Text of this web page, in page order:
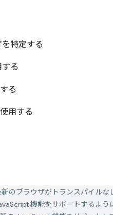
特定する
る
る
用する
のブラウザがトランスパイルな
機能をサポートするよう